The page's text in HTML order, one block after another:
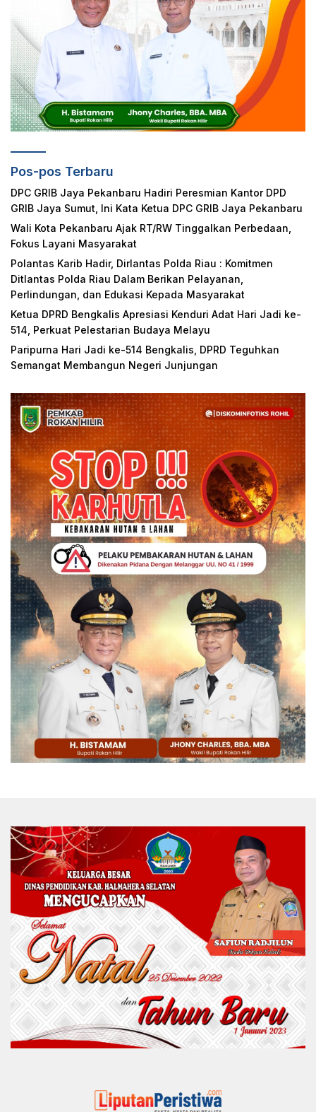
Pos-pos Terbaru
DPC GRIB Jaya Pekanbaru Hadiri Peresmian Kantor DPD
GRIB Jaya Sumut, Ini Kata Ketua DPC GRIB Jaya Pekanbaru
Wali Kota Pekanbaru Ajak RT/RW Tinggalkan Perbedaan,
Fokus Layani Masyarakat
Polantas Karib Hadir, Dirlantas Polda Riau : Komitmen
Ditlantas Polda Riau Dalam Berikan Pelayanan,
Perlindungan, dan Edukasi Kepada Masyarakat
Ketua DPRD Bengkalis Apresiasi Kenduri Adat Hari Jadi ke-
514, Perkuat Pelestarian Budaya Melayu
Paripurna Hari Jadi ke-514 Bengkalis, DPRD Teguhkan
Semangat Membangun Negeri Junjungan